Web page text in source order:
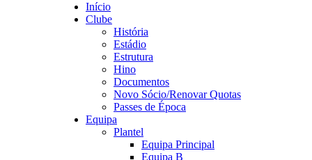
Início
Clube
História
Estádio
Estrutura
Hino
Documentos
Novo Sócio/Renovar Quotas
Passes de Época
Equipa
Plantel
Equipa Principal
Equipa B